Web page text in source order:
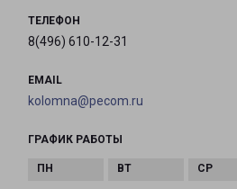
ТЕЛЕФОН
8(496) 610-12-31
EMAIL
kolomna@pecom.ru
ГРАФИК РАБОТЫ